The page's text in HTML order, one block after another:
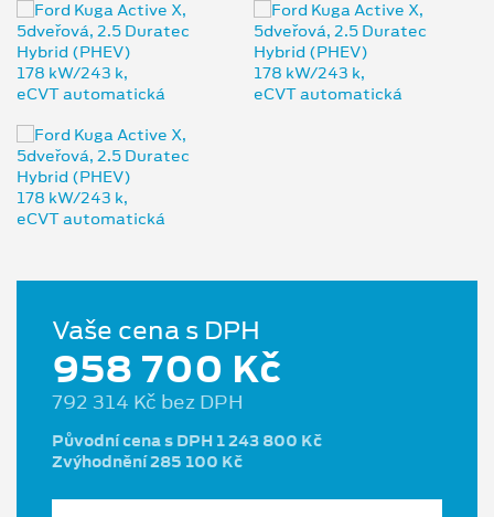
Vaše cena s DPH
958 700 Kč
792 314 Kč bez DPH
Původní cena s DPH 1 243 800 Kč
Zvýhodnění 285 100 Kč